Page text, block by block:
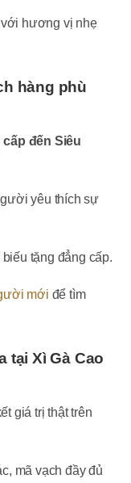
hương vị nhẹ
hàng phù
cấp đến Siêu
yêu thích sự
tặng đẳng cấp.
mới để tìm
tại Xì Gà Cao
giá trị thật trên
mã vạch đầy đủ